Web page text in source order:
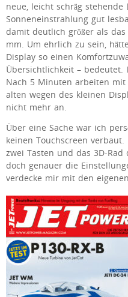
neue, leicht schräg
Sonneneinstrahlung gut
damit deutlich größer als das
mm. Um ehrlich zu sein,
Display so einen
Übersichtlichkeit – bedeutet.
Nach 5 Minuten arbeiten
alten wegen des kleinen
nicht mehr an.
Über eine Sache war ich
keinen Touchscreen
zwei Tasten und das 3D-
doch genauer die
verdecke mir mit den